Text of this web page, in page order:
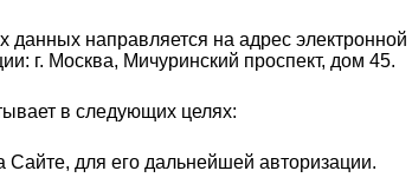
направляется на адрес
г. Москва, Мичуринский проспект, дом 45.
в следующих целях:
Сайте, для его дальнейшей авторизации.